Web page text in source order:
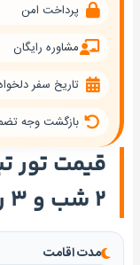
قیمت تور
۲ شب و ۳ روز
مدت اقامت
پرداخت امن
مشاوره رایگان
تاریخ سفر
بازگشت وجه